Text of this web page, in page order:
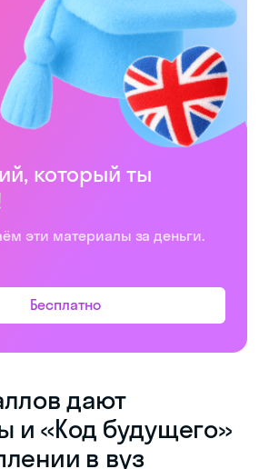
который ты
эти материалы за деньги.
Бесплатно
дают
и «Код будущего»
в вуз